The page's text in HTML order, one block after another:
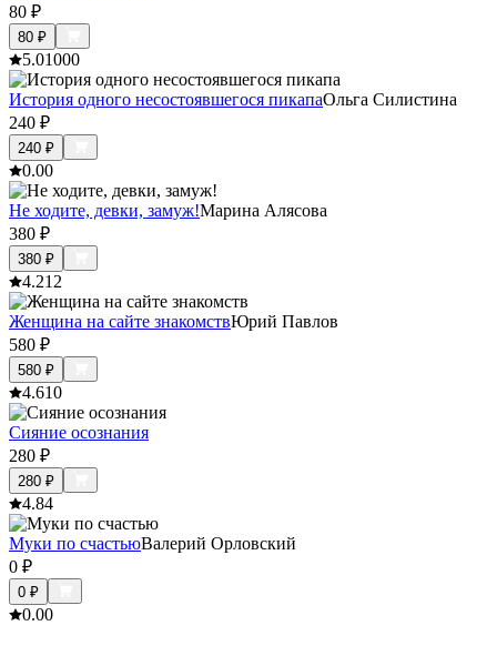
80 ₽
80 ₽
5.01000
История одного несостоявшегося пикапаОльга Силистина
240 ₽
240 ₽
0.00
Не ходите, девки, замуж!Марина Алясова
380 ₽
380 ₽
4.212
Женщина на сайте знакомствЮрий Павлов
580 ₽
580 ₽
4.610
Сияние осознания
280 ₽
280 ₽
4.84
Муки по счастьюВалерий Орловский
0 ₽
0 ₽
0.00